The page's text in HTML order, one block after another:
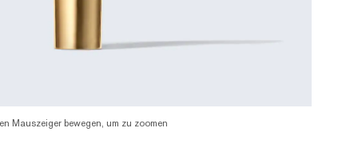
Mauszeiger bewegen, um zu zoomen